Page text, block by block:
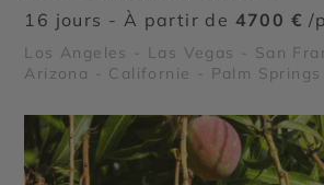
16 jours - À partir de 4700 € /
Los Angeles - Las Vegas - San
Arizona - Californie - Palm Springs
- Lake Powell - Joshua Tree -
en Arizona - Alcatraz - Route
Highway 1 - Parc National de Zion